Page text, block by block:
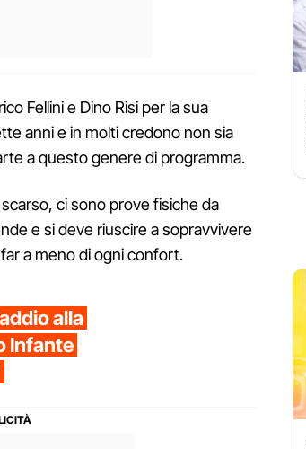
Fellini e Dino Risi per la sua
anni e in molti credono non sia
a questo genere di programma.
ci sono prove fisiche da
e si deve riuscire a sopravvivere
a meno di ogni confort.
alla
Infante